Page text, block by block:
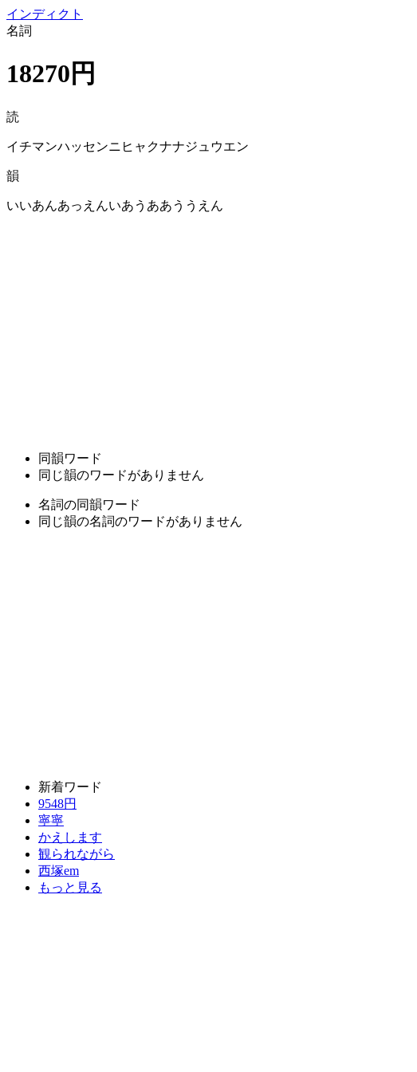
インディクト
名詞
18270円
読
イチマンハッセンニヒャクナナジュウエン
韻
いいあんあっえんいあうああううえん
同韻ワード
同じ韻のワードがありません
名詞の同韻ワード
同じ韻の名詞のワードがありません
新着ワード
9548円
寧寧
かえします
観られながら
西塚em
もっと見る